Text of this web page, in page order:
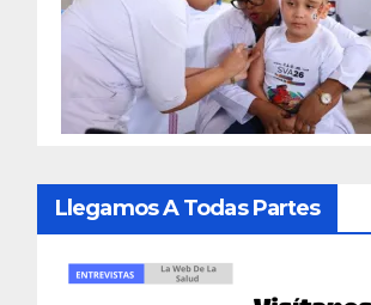
Llegamos A Todas Partes